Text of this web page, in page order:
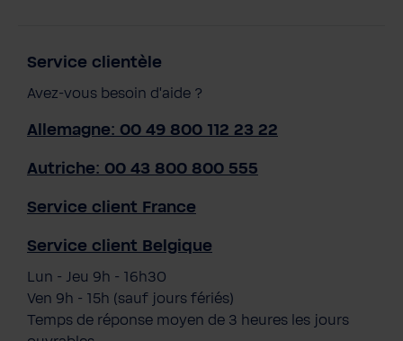
Service clientèle
Avez-vous besoin d'aide ?
Allemagne: 00 49 800 112 23 22
Autriche: 00 43 800 800 555
Service client France
Service client Belgique
Lun - Jeu 9h - 16h30
Ven 9h - 15h (sauf jours fériés)
Temps de réponse moyen de 3 heures les jours